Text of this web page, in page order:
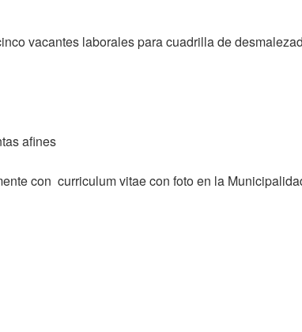
vacantes laborales para cuadrilla de
afines
con curriculum vitae con foto en la